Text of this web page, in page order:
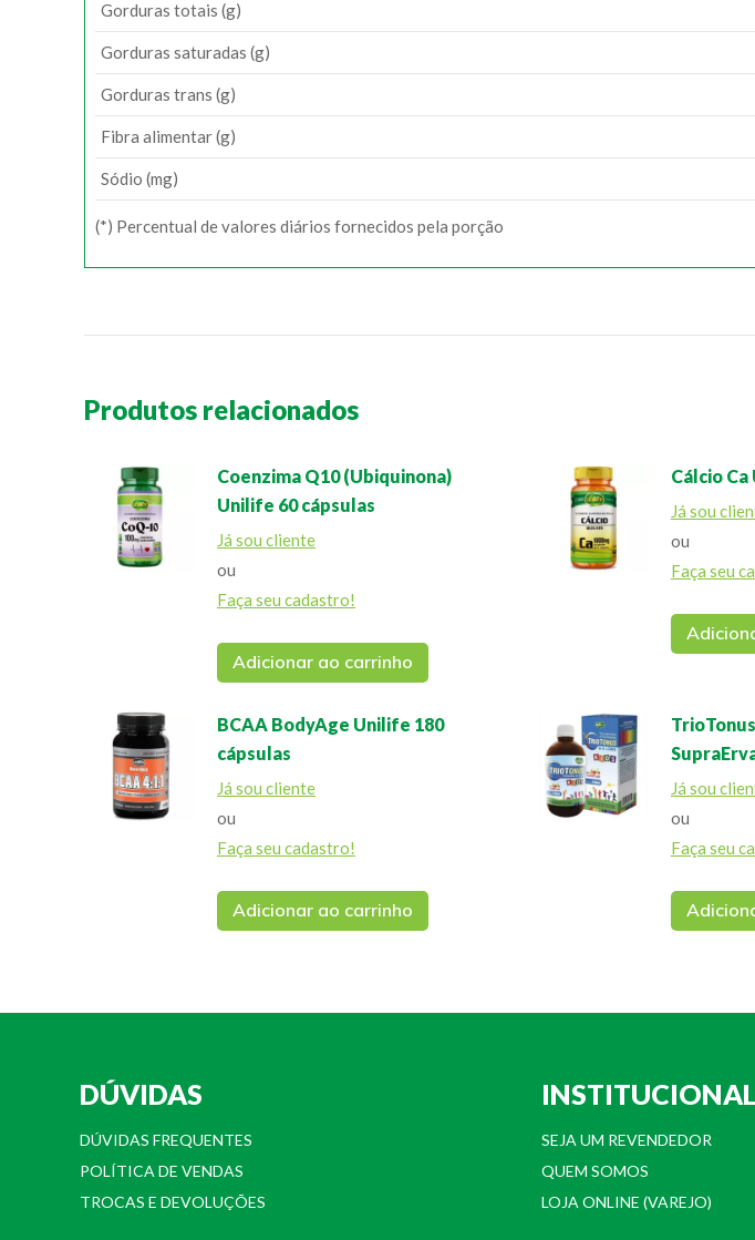
Gorduras totais (g)
Gorduras saturadas (g)
Gorduras trans (g)
Fibra alimentar (g)
Sódio (mg)
(*) Percentual de valores diários fornecidos pela porção
Produtos relacionados
Coenzima Q10 (Ubiquinona)
Unilife 60 cápsulas
Já sou cliente
ou
Faça seu cadastro!
Adicionar ao carrinho
Cálcio
Já sou
ou
Faça seu
BCAA BodyAge Unilife 180
cápsulas
Já sou cliente
ou
Faça seu cadastro!
Adicionar ao carrinho
Já sou
ou
Faça seu
DÚVIDAS
DÚVIDAS FREQUENTES
POLÍTICA DE VENDAS
TROCAS E DEVOLUÇÕES
INSTITUCIONAL
SEJA UM REVENDEDOR
QUEM SOMOS
LOJA ONLINE (VAREJO)